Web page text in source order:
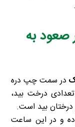
به
در سمت چپ دره
درخت بید،
درختان بید است.
تا ساعت ۹ صرف نموده و در این ساعت